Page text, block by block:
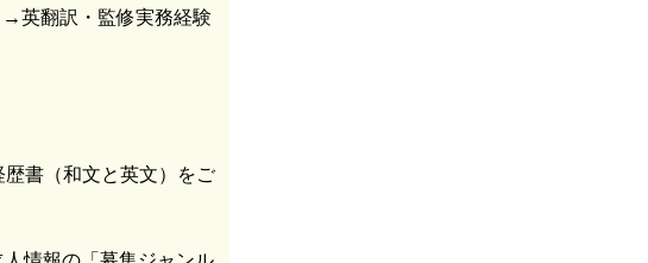
英翻訳・監修実務経験
書（和文と英文）をご